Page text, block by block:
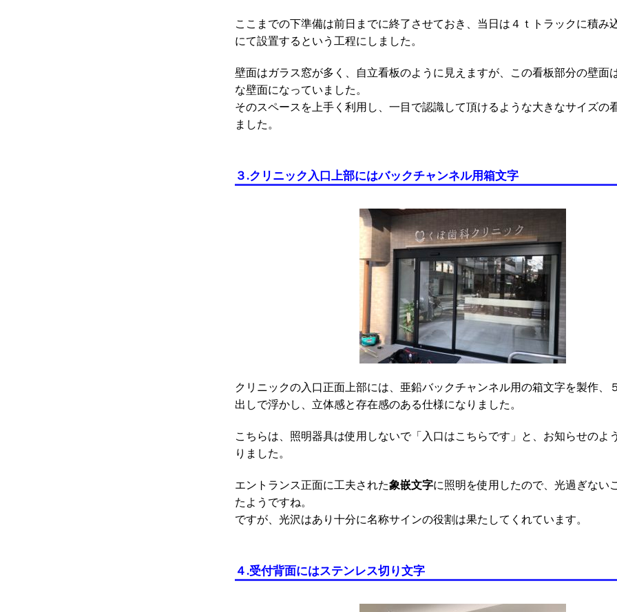
ここまでの下準備は前日までに終了させておき、当日は４ｔトラックに積み
にて設置するという工程にしました。
壁面はガラス窓が多く、自立看板のように見えますが、この看板部分の壁面
な壁面になっていました。
そのスペースを上手く利用し、一目で認識して頂けるような大きなサイズの
ました。
３.クリニック入口上部にはバックチャンネル用箱文字
クリニックの入口正面上部には、亜鉛バックチャンネル用の箱文字を製作、
出しで浮かし、立体感と存在感のある仕様になりました。
こちらは、照明器具は使用しないで「入口はこちらです」と、お知らせのよ
りました。
エントランス正面に工夫された象嵌文字に照明を使用したので、光過ぎない
たようですね。
ですが、光沢はあり十分に名称サインの役割は果たしてくれています。
４.受付背面にはステンレス切り文字